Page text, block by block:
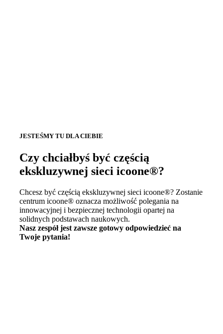
JESTEŚMY TU DLA CIEBIE
Czy chciałbyś być częścią
ekskluzywnej sieci icoone®?
Chcesz być częścią ekskluzywnej sieci icoone®? Zostanie
centrum icoone® oznacza możliwość polegania na
innowacyjnej i bezpiecznej technologii opartej na
solidnych podstawach naukowych.
Nasz zespół jest zawsze gotowy odpowiedzieć na
Twoje pytania!